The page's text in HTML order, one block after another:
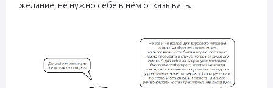
желание, не нужно себе в нём отказывать.